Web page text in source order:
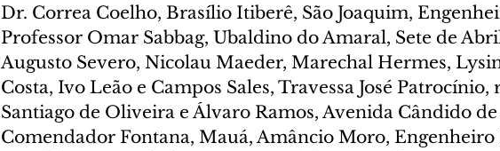
Dr. Correa Coelho, Brasílio Itiberê, São Joaquim,
Professor Omar Sabbag, Ubaldino do Amaral, Sete de
Augusto Severo, Nicolau Maeder, Marechal Hermes,
Costa, Ivo Leão e Campos Sales, Travessa José
Santiago de Oliveira e Álvaro Ramos, Avenida Cândido
Comendador Fontana, Mauá, Amâncio Moro, Engenheiro